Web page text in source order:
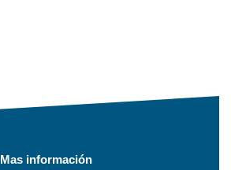
Mas información